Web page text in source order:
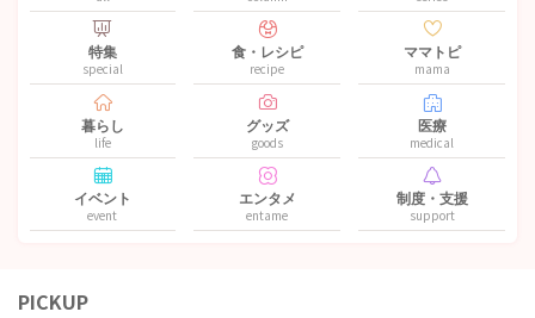
特集
special
食・レシピ
recipe
ママトピ
mama
暮らし
life
グッズ
goods
医療
medical
イベント
event
エンタメ
entame
制度・支援
support
PICKUP